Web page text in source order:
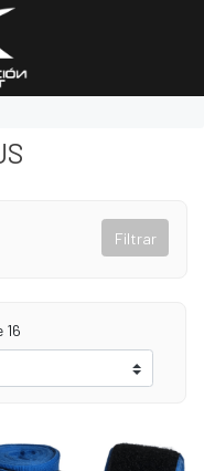
Filtrar
16